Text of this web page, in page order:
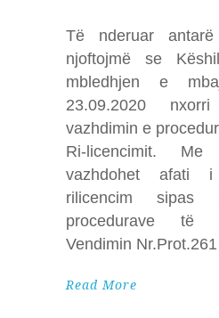
Të nderuar
njoftojmë se
mbledhjen e
23.09.2020
vazhdimin e
Ri-licencimit.
vazhdohet afati
rilicencim sipas
procedurave të
Vendimin
Read More